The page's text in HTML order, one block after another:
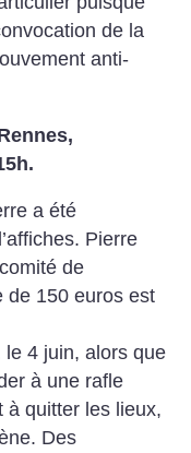
de la
anti-
a été
Pierre
de
de 150 euros est
4 juin, alors que
à une rafle
à quitter les lieux,
Des